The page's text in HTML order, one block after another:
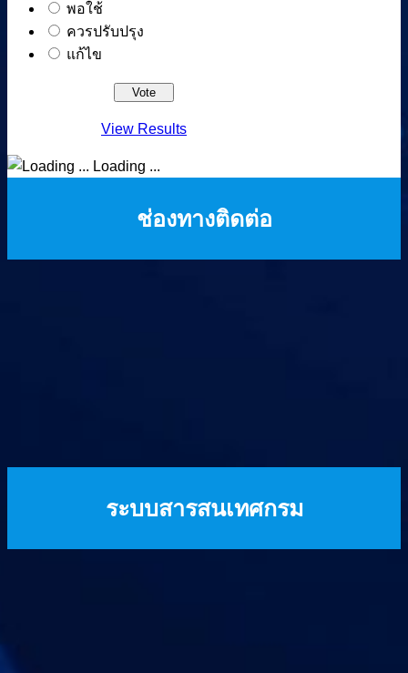
พอใช้
ควรปรับปรุง
แก้ไข
View Results
Loading ...
ช่องทางติดต่อ
ระบบสารสนเทศกรม